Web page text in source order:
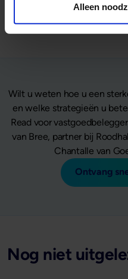
Alleen
Terug naar overzicht
Wilt u weten hoe u een
en welke strategieën u
Read voor
van Bree, partner bij
Chantalle van
Ontvang
Nog niet